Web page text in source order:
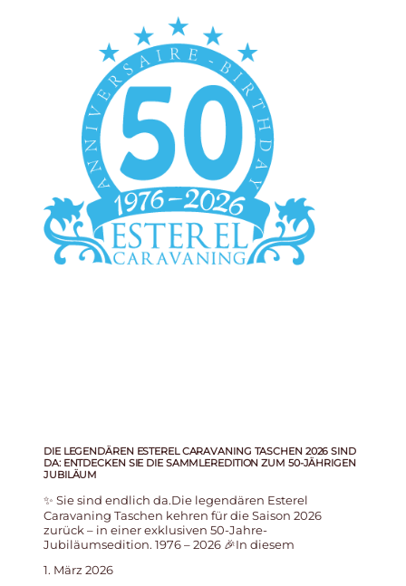
DIE LEGENDÄREN ESTEREL CARAVANING TASCHEN 2026 SIND
DA: ENTDECKEN SIE DIE SAMMLEREDITION ZUM 50-JÄHRIGEN
JUBILÄUM
✨ Sie sind endlich da.Die legendären Esterel
Caravaning Taschen kehren für die Saison 2026
zurück – in einer exklusiven 50-Jahre-
Jubiläumsedition. 1976 – 2026 🎉In diesem
1. März 2026